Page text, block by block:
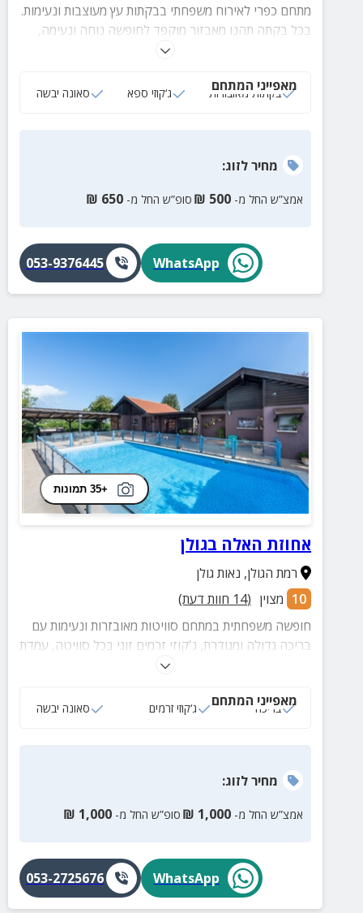
מתחם כפרי לאירוח משפחתי בבקתות עץ מעוצבות ונעימות.
בכל בקתה תהנו מאבזור מוקפד לחופשה נוחה ונעימה,
חצר מרווחת ומטופחת עם ג'קוזי ספא, סאונה יבשה ופינות
מאפייני המתחם
בקתות מאובזרות ג‘קוזי ספא סאונה יבשה
מחירלזוג:
אמצ”ש החל מ- 500
₪ סופ”ש החל מ- 650
₪
WhatsApp
053-9376445
+35 תמונות
אחוזת האלה בגולן
רמת הגולן, נאות גולן
10 מצוין (
14 חוות דעת)
חופשה משפחתית במתחם סוויטות מאובזרות ונעימות עם
בריכה גדולה ומגודרת, ג'קוזי זרמים זוגי בכל סוויטה, עמדת
מנגל, מדשאה גדולה ופינוקים על חשבון הבית.
מאפייני המתחם
בריכה ג‘קוזי זרמים סאונה יבשה
מחירלזוג:
אמצ”ש החל מ- 1,000
₪ סופ”ש החל מ- 1,000
₪
WhatsApp
053-2725676